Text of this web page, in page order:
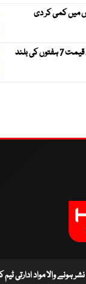
میں کمی کر دی
عالمی مارکیٹ میں سونا مزید مہنگا ، قیمت 7 ہفتوں کی بلند
نشر ہونے والا مواد